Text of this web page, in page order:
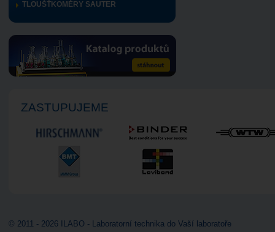
TLOUŠŤKOMĚRY SAUTER
ZASTUPUJEME
© 2011 - 2026 ILABO - Laboratorní technika do Vaší laboratoře